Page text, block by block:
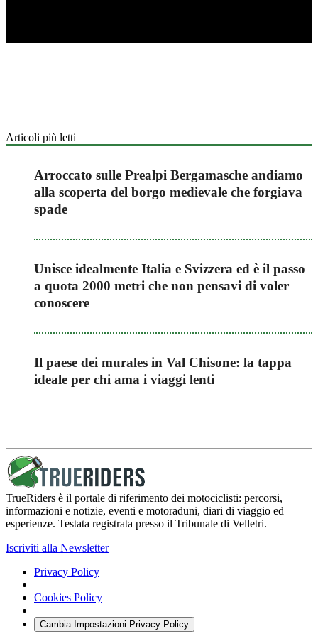
Articoli più letti
Arroccato sulle Prealpi Bergamasche andiamo
alla scoperta del borgo medievale che forgiava
spade
Unisce idealmente Italia e Svizzera ed è il passo
a quota 2000 metri che non pensavi di voler
conoscere
Il paese dei murales in Val Chisone: la tappa
ideale per chi ama i viaggi lenti
TrueRiders è il portale di riferimento dei motociclisti: percorsi,
informazioni e notizie, eventi e motoraduni, diari di viaggio ed
esperienze. Testata registrata presso il Tribunale di Velletri.
Iscriviti alla Newsletter
Privacy Policy
|
Cookies Policy
|
Cambia Impostazioni Privacy Policy